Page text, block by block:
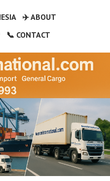
✈️ ABOUT
📞 CONTACT